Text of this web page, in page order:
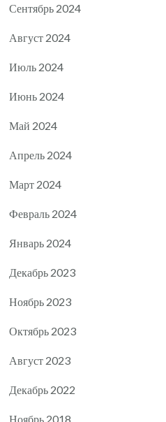
Сентябрь 2024
Август 2024
Июль 2024
Июнь 2024
Май 2024
Апрель 2024
Март 2024
Февраль 2024
Январь 2024
Декабрь 2023
Ноябрь 2023
Октябрь 2023
Август 2023
Декабрь 2022
Ноябрь 2018